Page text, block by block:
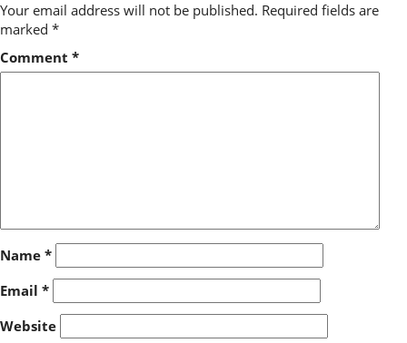
Your email address will not be published. Required fields are
marked *
Comment *
Name *
Email *
Website